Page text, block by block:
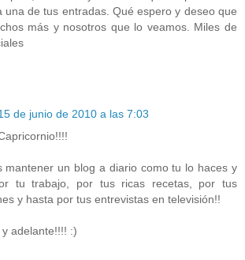
una de tus entradas. Qué espero y deseo que
más y nosotros que lo veamos. Miles de
de junio de 2010 a las 7:03
mantener un blog a diario como tu lo haces y
tu trabajo, por tus ricas recetas, por tus
y hasta por tus entrevistas en televisión!!
adelante!!!! :)